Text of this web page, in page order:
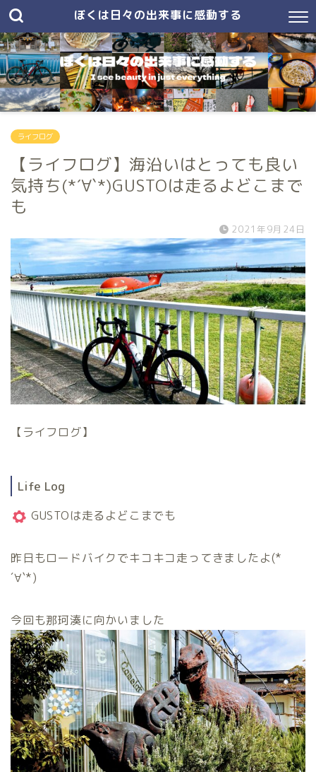
ぼくは日々の出来事に感動する
ライフログ
【ライフログ】海沿いはとっても良い
気持ち(*´∀`*)GUSTOは走るよどこまで
も
2021年9月24日
【ライフログ】
Life Log
GUSTOは走るよどこまでも
昨日もロードバイクでキコキコ走ってきましたよ(*
´∀`*)
今回も那珂湊に向かいました